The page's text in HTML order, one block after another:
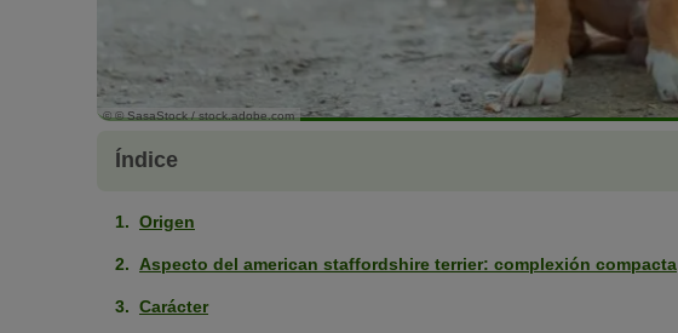
© © SasaStock / stock.adobe.com
Índice
Origen
Aspecto del american staffordshire terrier: complexión compacta
Carácter